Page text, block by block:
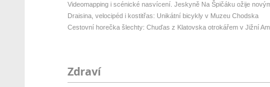
Videomapping i scénické nasvícení. Jeskyně Na Špičáku ožije
Draisina, velocipéd i kostitřas: Unikátní bicykly v Muzeu Chodska
Cestovní horečka šlechty: Chuďas z Klatovska otrokářem v Jižní
Zdraví